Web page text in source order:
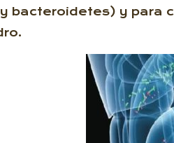
bacteroidetes) y para